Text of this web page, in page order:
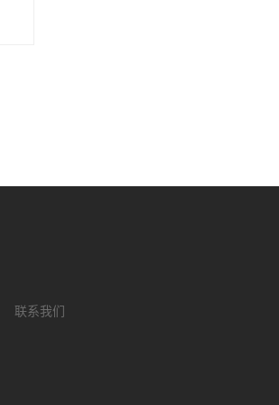
联系我们